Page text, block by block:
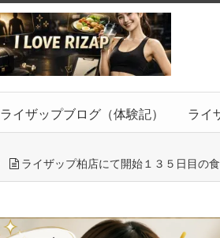
ライザップブログ（体験記） ライ
ライザップ柏店にて開始１３５日目の